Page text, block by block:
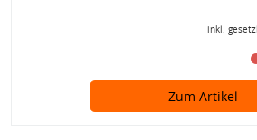
inkl.
Zum Artikel